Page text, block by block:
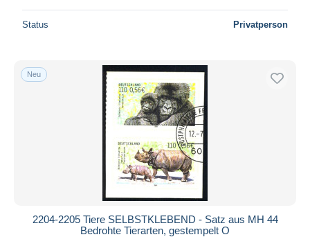
Status Privatperson
Neu
2204-2205 Tiere SELBSTKLEBEND - Satz aus MH 44
Bedrohte Tierarten, gestempelt O